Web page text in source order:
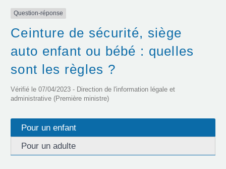
Question-réponse
Ceinture de sécurité, siège
auto enfant ou bébé : quelles
sont les règles ?
Vérifié le 07/04/2023 - Direction de l'information légale et
administrative (Première ministre)
Pour un enfant
Pour un adulte